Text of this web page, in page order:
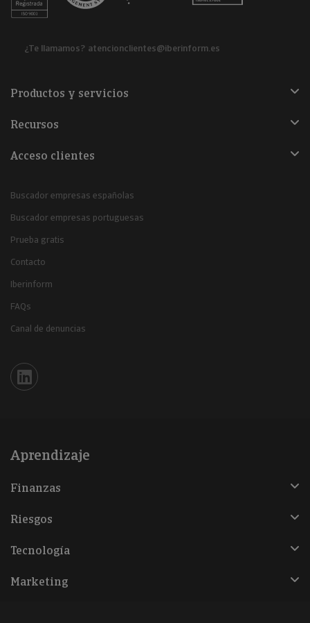
¿Te llamamos? atencionclientes@iberinform.es
Productos y servicios
Recursos
Acceso clientes
Buscador empresas españolas
Buscador empresas portuguesas
Prueba gratis
Contacto
Iberinform
FAQs
Canal de denuncias
Iberinform en Linkedin
Aprendizaje
Finanzas
Riesgos
Tecnología
Marketing